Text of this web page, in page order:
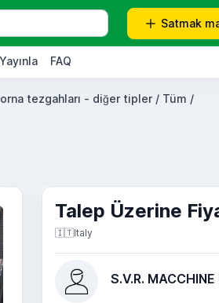
Satmak
FAQ
tezgahları - diğer tipler / Tüm /
Talep Üzerine
🇮🇹Italy
S.V.R.